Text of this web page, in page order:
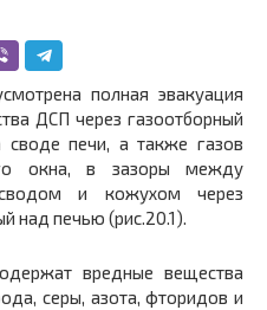
полная эвакуация
ДСП через газоотборный
своде печи, а также газов
окна, в зазоры между
и кожухом через
над печью (рис.20.1).
вредные вещества
серы, азота, фторидов и